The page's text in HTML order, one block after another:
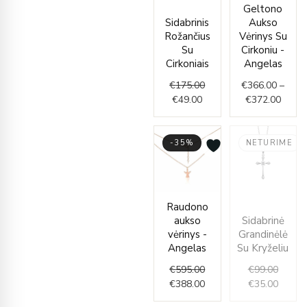
Sidabrinis
Rožančius
Su
Cirkoniais
€175.00
was:
€175.00.
€49.00
is:
€49.00.
Geltono
Aukso
Vėrinys Su
Cirkoniu -
Angelas
€366.00 –
€372.00
range:
-35%
Raudono
aukso
vėrinys -
Angelas
€595.00
price
€595.00.
€388.00
price
€388.00.
NETURIME
Sidabrinė
Grandinėlė
Su Kryželiu
€99.00
was:
€35.00
is: